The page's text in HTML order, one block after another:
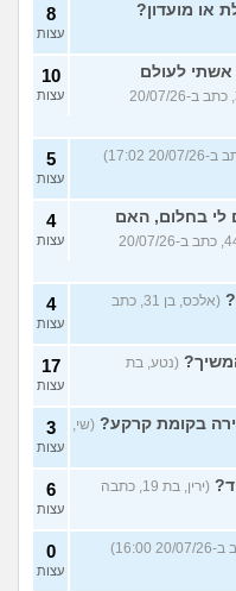
או מועדון? 8
עצות
לעולם
(אבי, בן 30, כתב ב-20/07/26
10
עצות
5
עצות
לי בחלום, האם
(אב עובד, בן 44, כתב ב-20/07/26
4
עצות
(אלכס, בן 31, כתב
4
עצות
(נטע, בת
17
עצות
בקומת קרקע? (שי,
3
עצות
(ירין, בת 19, כתבה
6
עצות
0
עצות